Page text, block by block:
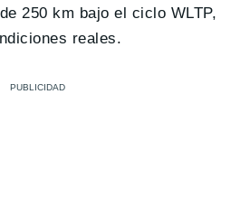
250 km bajo el ciclo WLTP,
reales.